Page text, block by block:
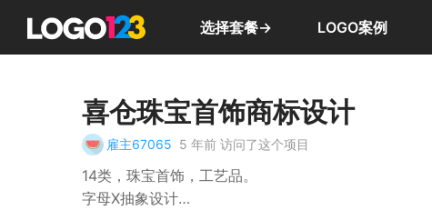
选择套餐→ LOGO案例
喜仓珠宝首饰商标设计
雇主67065 5 年前 访问了这个项目
14类，珠宝首饰，工艺品。
字母X抽象设计